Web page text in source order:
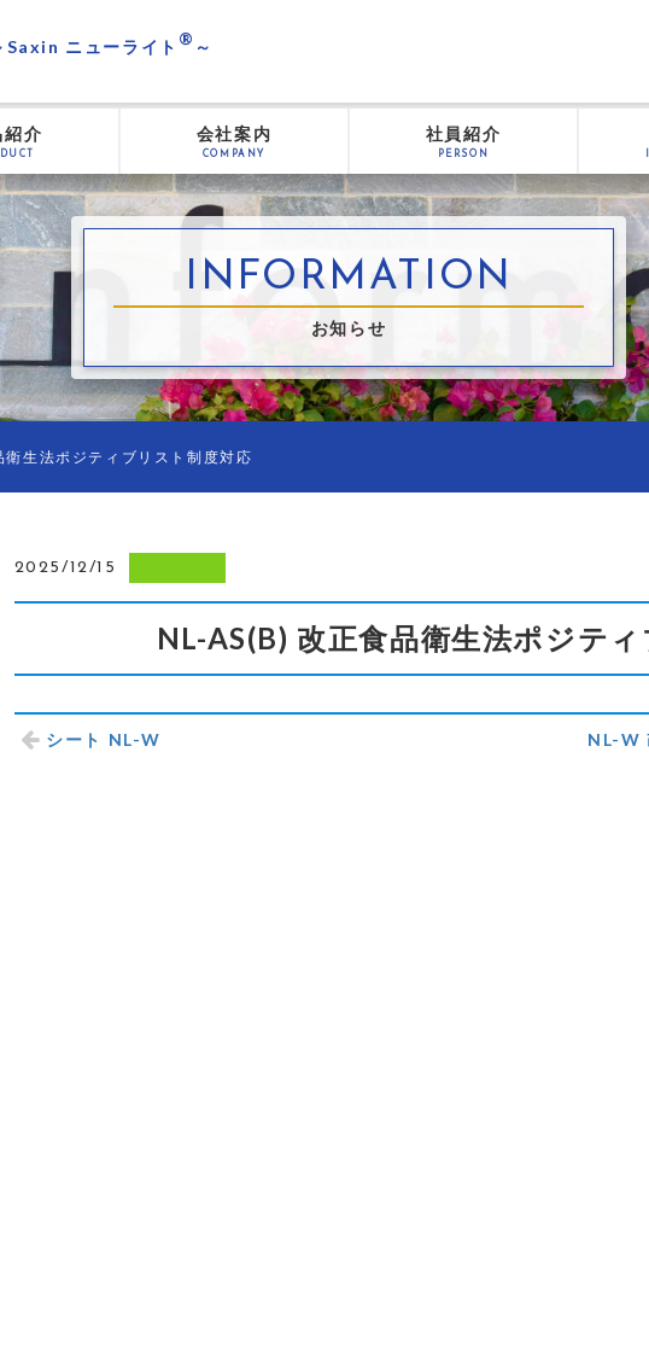
Saxin ニューライト ® ～
紹介 会社案内
COMPANY
社員紹介
PERSON
INFORMATION
お知らせ
生法ポジティブリスト制度対応
2025/12/15
NL-AS(B) 改正食品衛生法ポジテ
シート NL-W NL-W